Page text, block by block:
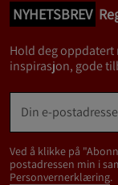
NYHETSBREV
Hold deg oppdatert
inspirasjon, gode
Ved å klikke på
postadressen min i
Personvernerklæring.